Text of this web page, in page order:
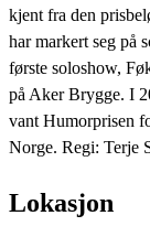
kjent fra den
har markert seg på
første soloshow,
på Aker Brygge. I
vant Humorprisen
Norge. Regi: Terje
Lokasjon